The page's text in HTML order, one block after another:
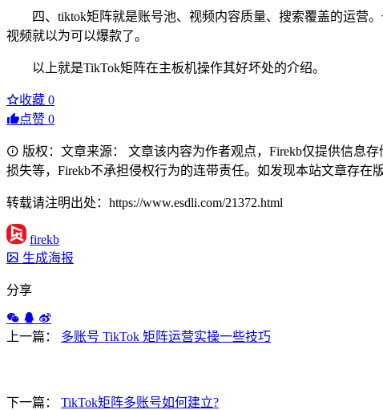
四、tiktok矩阵就是账号池、视频内容质量、搜索覆盖的运营
视频就以为可以爆款了。
以上就是TikTok矩阵在主板机操作其好坏处的介绍。
收藏 0
点赞 0
版权：文章来源： 文章该内容为作者观点，Firekb仅提供信息
损失等，Firekb不承担侵权行为的连带责任。如发现本站文章存在
转载请注明出处：https://www.esdli.com/21372.html
firekb
生成海报
分享
上一篇： 多账号 TikTok 矩阵运营实操一些技巧
下一篇： TikTok矩阵多账号如何建立?